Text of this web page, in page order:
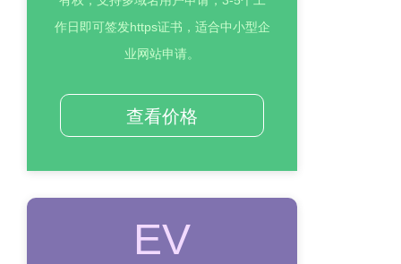
作日即可签发https证书，适合中小型企
业网站申请。
查看价格
EV